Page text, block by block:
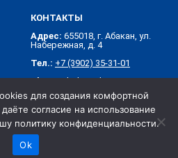
КОНТАКТЫ
Адрес: 655018, г. Абакан, ул.
Набережная, д. 4
Тел.: +7 (3902) 35-31-01
Skype: abakanvdpo
отделение Всероссийского
общества © 2026
сайта — веб-студия Александра
Зараменских
для создания комфортной
согласие на использование
политику конфиденциальности.
Ok